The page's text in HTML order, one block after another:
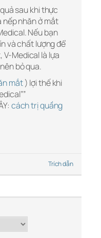
sau khi thực
nếp nhăn ở mắt
Nếu bạn
và chất lượng để
V-Medical là lựa
bỏ qua.
mắt) lợi thế khi
cách trị quầng
Trích dẫn